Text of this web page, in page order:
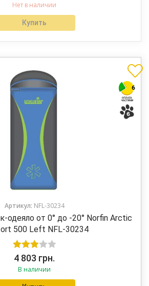
Нет в наличии
Купить
Артикул: NFL-30234
от 0° до -20° Norfin Arctic
500 Left NFL-30234
Оценка
3.00из
5
4 803 грн.
В наличии